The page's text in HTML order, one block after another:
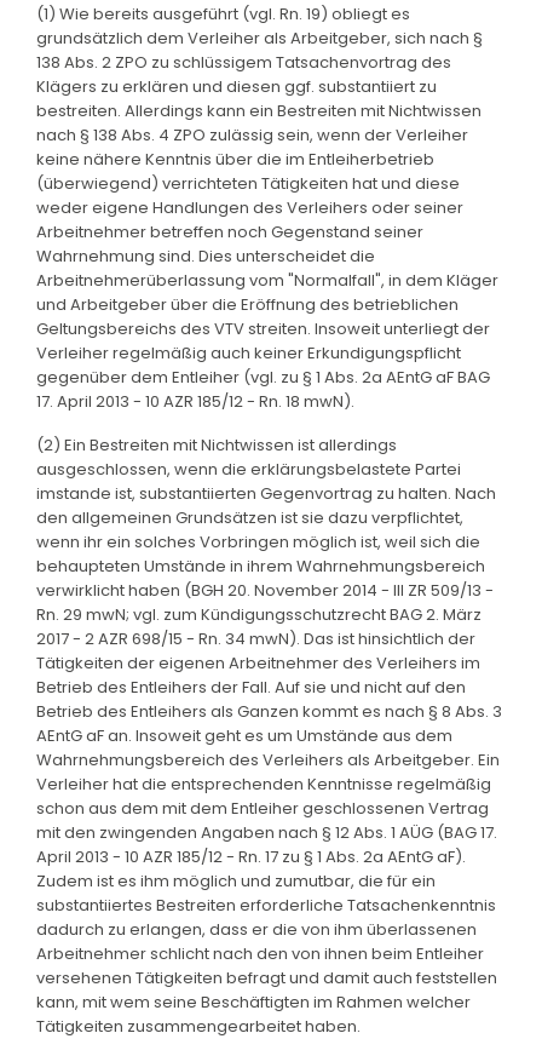
(1) Wie bereits ausgeführt (vgl. Rn. 19) obliegt es
grundsätzlich dem Verleiher als Arbeitgeber, sich nach §
138 Abs. 2 ZPO zu schlüssigem Tatsachenvortrag des
Klägers zu erklären und diesen ggf. substantiiert zu
bestreiten. Allerdings kann ein Bestreiten mit Nichtwissen
nach § 138 Abs. 4 ZPO zulässig sein, wenn der Verleiher
keine nähere Kenntnis über die im Entleiherbetrieb
(überwiegend) verrichteten Tätigkeiten hat und diese
weder eigene Handlungen des Verleihers oder seiner
Arbeitnehmer betreffen noch Gegenstand seiner
Wahrnehmung sind. Dies unterscheidet die
Arbeitnehmerüberlassung vom "Normalfall", in dem Kläger
und Arbeitgeber über die Eröffnung des betrieblichen
Geltungsbereichs des VTV streiten. Insoweit unterliegt der
Verleiher regelmäßig auch keiner Erkundigungspflicht
gegenüber dem Entleiher (vgl. zu § 1 Abs. 2a AEntG aF BAG
17. April 2013 - 10 AZR 185/12 - Rn. 18 mwN).
(2) Ein Bestreiten mit Nichtwissen ist allerdings
ausgeschlossen, wenn die erklärungsbelastete Partei
imstande ist, substantiierten Gegenvortrag zu halten. Nach
den allgemeinen Grundsätzen ist sie dazu verpflichtet,
wenn ihr ein solches Vorbringen möglich ist, weil sich die
behaupteten Umstände in ihrem Wahrnehmungsbereich
verwirklicht haben (BGH 20. November 2014 - III ZR 509/13 -
Rn. 29 mwN; vgl. zum Kündigungsschutzrecht BAG 2. März
2017 - 2 AZR 698/15 - Rn. 34 mwN). Das ist hinsichtlich der
Tätigkeiten der eigenen Arbeitnehmer des Verleihers im
Betrieb des Entleihers der Fall. Auf sie und nicht auf den
Betrieb des Entleihers als Ganzen kommt es nach § 8 Abs. 3
AEntG aF an. Insoweit geht es um Umstände aus dem
Wahrnehmungsbereich des Verleihers als Arbeitgeber. Ein
Verleiher hat die entsprechenden Kenntnisse regelmäßig
schon aus dem mit dem Entleiher geschlossenen Vertrag
mit den zwingenden Angaben nach § 12 Abs. 1 AÜG (BAG 17.
April 2013 - 10 AZR 185/12 - Rn. 17 zu § 1 Abs. 2a AEntG aF).
Zudem ist es ihm möglich und zumutbar, die für ein
substantiiertes Bestreiten erforderliche Tatsachenkenntnis
dadurch zu erlangen, dass er die von ihm überlassenen
Arbeitnehmer schlicht nach den von ihnen beim Entleiher
versehenen Tätigkeiten befragt und damit auch feststellen
kann, mit wem seine Beschäftigten im Rahmen welcher
Tätigkeiten zusammengearbeitet haben.